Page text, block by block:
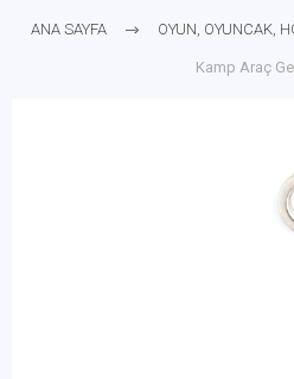
ANA SAYFA OYUN, OYUNCAK,
Kamp Araç